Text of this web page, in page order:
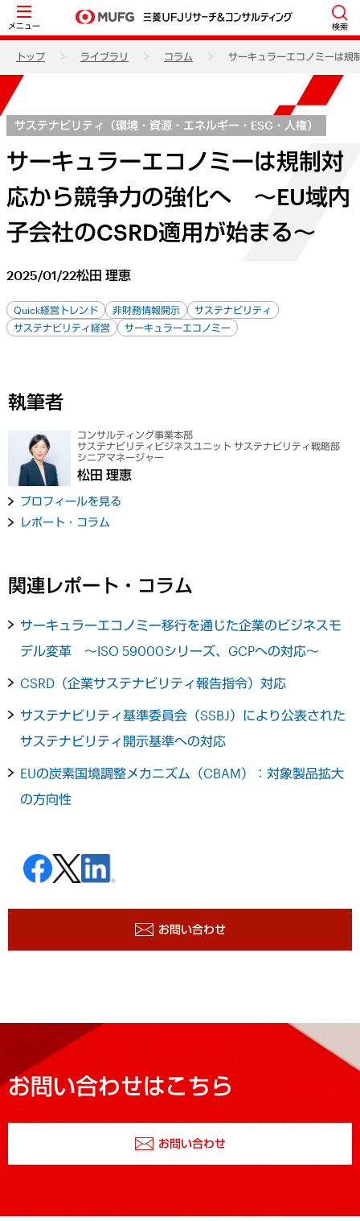
メニュー 検索
トップ ライブラリ コラム サーキュラーエコノミーは規
サステナビリティ（環境・資源・エネルギー・ESG・人権）
サーキュラーエコノミーは規制対
応から競争力の強化へ ～EU域内
子会社のCSRD適用が始まる～
2025/01/22松田 理恵
Quick経営トレンド 非財務情報開示
サステナビリティ
サステナビリティ経営
サーキュラーエコノミー
執筆者
コンサルティング事業本部
サステナビリティビジネスユニット サステナビリティ戦略部
シニアマネージャー
松田 理恵
プロフィールを見る
レポート・コラム
関連レポート・コラム
サーキュラーエコノミー移行を通じた企業のビジネスモ
デル変革 ～ISO 59000シリーズ、GCPへの対応～
CSRD（企業サステナビリティ報告指令）対応
サステナビリティ基準委員会（SSBJ）により公表された
サステナビリティ開示基準への対応
EUの炭素国境調整メカニズム（CBAM）：対象製品拡大
の方向性
お問い合わせ
お問い合わせはこちら
お問い合わせ